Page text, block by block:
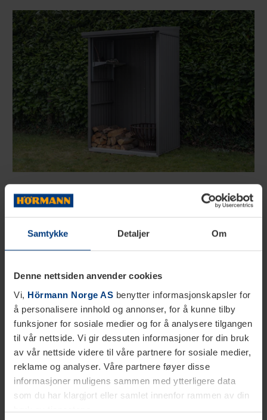
Samtykke Detaljer Om
Denne nettsiden anvender cookies
Vi, Hörmann Norge AS benytter informasjonskapsler for
å personalisere innhold og annonser, for å kunne tilby
funksjoner for sosiale medier og for å analysere tilgangen
til vår nettside. Vi gir dessuten informasjoner for din bruk
av vår nettside videre til våre partnere for sosiale medier,
reklame og analyser. Våre partnere føyer disse
informasjoner muligens sammen med ytterligere data
som du har klargjort eller samlet innenfor rammen av din
bruk av tjenestene.
Klassisk utførelse
smale, vertikale lameller,
elegant og tidløs design.